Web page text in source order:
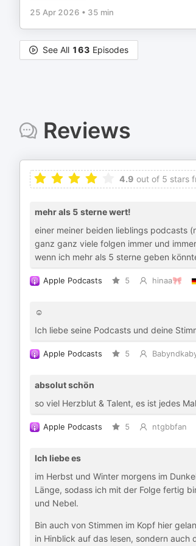
25 Apr 2026 • 35 min
See All 163 Episodes
Reviews
4.9 out of 5 stars
mehr als 5 sterne wert!
einer meiner beiden lieblings podcasts
ganz ganz viele folgen immer und
wenn ich mehr als 5 sterne geben
Apple Podcasts 5 hinaa🎀
☺️
Ich liebe seine Podcasts und deine
Apple Podcasts 5
absolut schön
so viel Herzblut & Talent, es ist jedes
Apple Podcasts 5 ntgbbfan
Ich liebe es
im Herbst und Winter morgens im
Länge, sodass ich mit der Folge fertig
und Nebel.
Bin auch von Stimmen im Kopf hier
in Hinblick auf das lesen, sondern auch